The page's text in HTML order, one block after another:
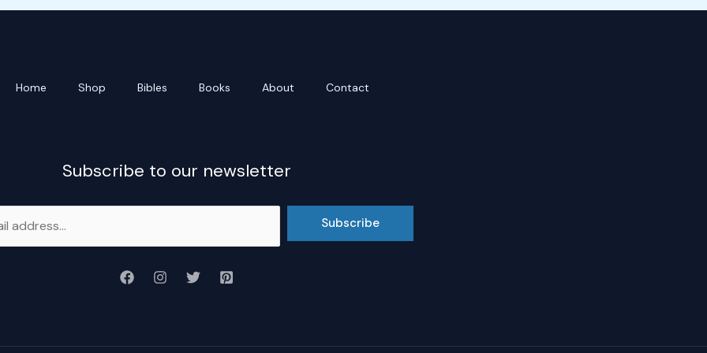
Home Shop Bibles Books About Contact
Subscribe to our newsletter
Subscribe